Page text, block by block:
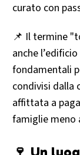
curato con
📌 Il termine
anche
fondamentali
condivisi dalla
affittata a
famiglie meno